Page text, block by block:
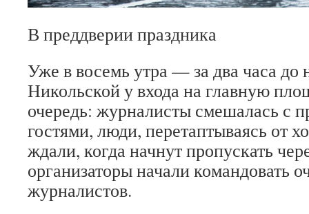
В преддверии праздника
Уже в восемь утра — за два часа
Никольской у входа на главную
очередь: журналисты смешалась с
гостями, люди, перетаптываясь от
ждали, когда начнут пропускать
организаторы начали командовать
журналистов.